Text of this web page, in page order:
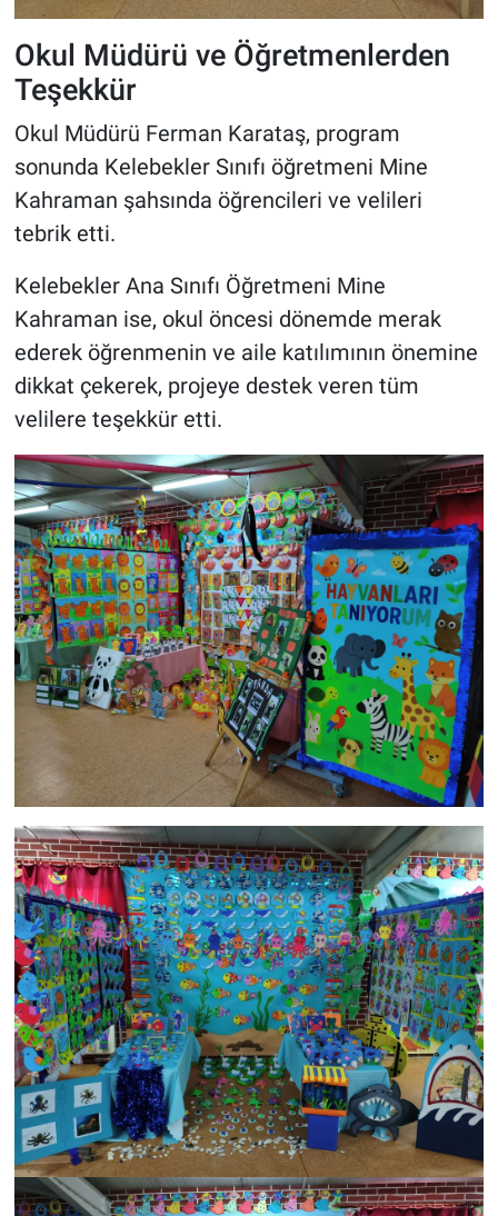
Okul Müdürü ve Öğretmenlerden
Teşekkür
Okul Müdürü Ferman Karataş, program
sonunda Kelebekler Sınıfı öğretmeni Mine
Kahraman şahsında öğrencileri ve velileri
tebrik etti.
Kelebekler Ana Sınıfı Öğretmeni Mine
Kahraman ise, okul öncesi dönemde merak
ederek öğrenmenin ve aile katılımının önemine
dikkat çekerek, projeye destek veren tüm
velilere teşekkür etti.